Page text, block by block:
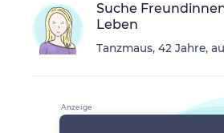
Suche
Leben
Tanzmaus, 42 Jahre,